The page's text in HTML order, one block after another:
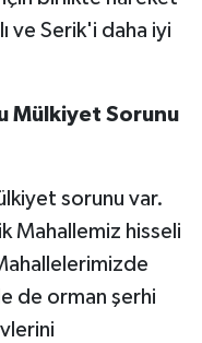
ve Serik'i daha iyi
Mülkiyet Sorunu
sorunu var.
Mahallemiz hisseli
de orman şerhi